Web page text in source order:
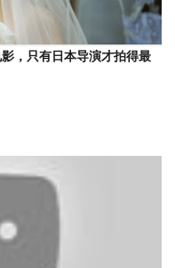
，只有日本导演才拍得最